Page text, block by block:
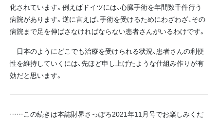
化されています。例えばドイツには、心臓手術を年間数千件行う
病院があります。逆に言えば、手術を受けるためにわざわざ、その
病院まで足を伸ばさなければならない患者さんがいるわけです。
日本のようにどこでも治療を受けられる状況、患者さんの利便
性を維持していくには、先ほど申し上げたような仕組み作りが有
効だと思います。
……この続きは本誌財界さっぽろ2021年11月号でお楽しみくだ